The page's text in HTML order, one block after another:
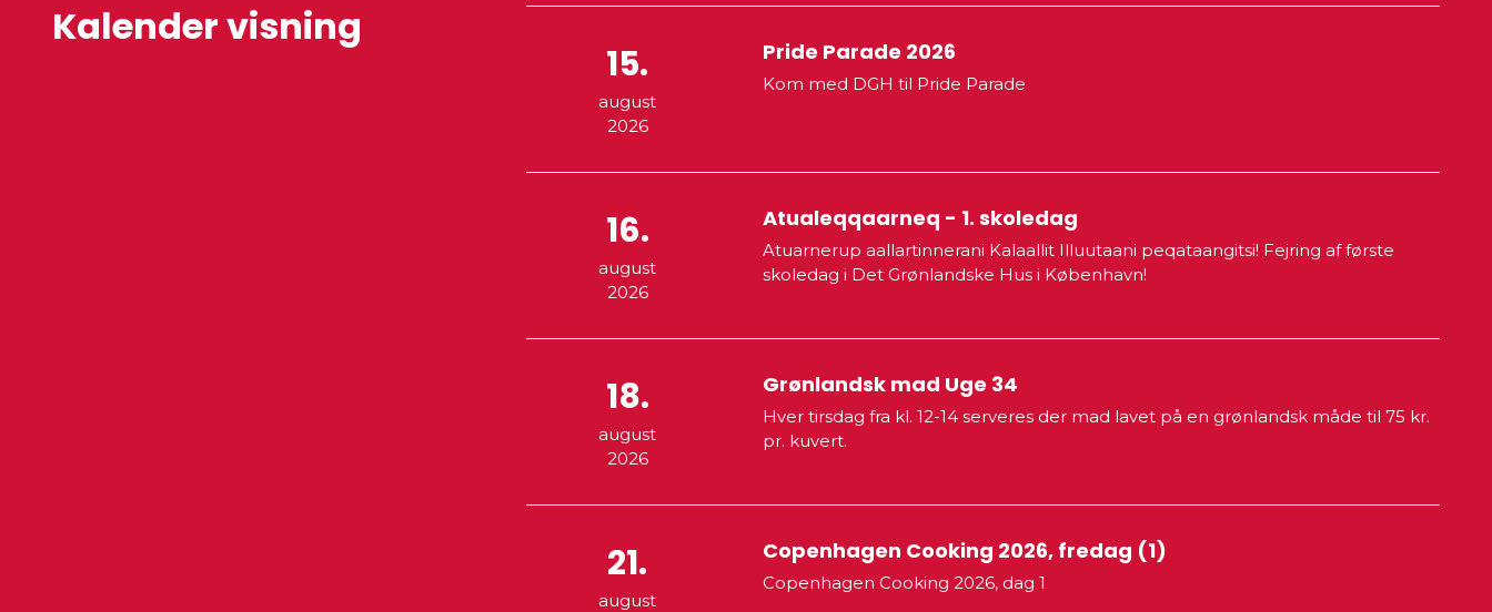
Kalender visning
15.
august
2026
Pride Parade 2026
Kom med DGH til Pride Parade
16.
august
2026
Atualeqqaarneq - 1. skoledag
Atuarnerup aallartinnerani Kalaallit Illuutaani peqataangitsi! Fejring af første
skoledag i Det Grønlandske Hus i København!
18.
august
2026
Grønlandsk mad Uge 34
Hver tirsdag fra kl. 12-14 serveres der mad lavet på en grønlandsk måde til 75 kr.
pr. kuvert.
21.
august
Copenhagen Cooking 2026, fredag (1)
Copenhagen Cooking 2026, dag 1